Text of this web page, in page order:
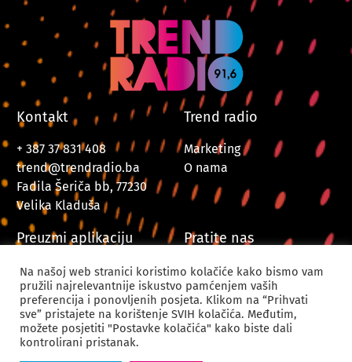
Kontakt
+ 387 37 831 408
trend@trendradio.ba
Fadila Šeriča bb, 77230
Velika Kladuša
Trend radio
Marketing
O nama
Preuzmi aplikaciju Pratite nas
© 2024. Trend Radio Velika Kladuša. Sva prava zadržana.
Na našoj web stranici koristimo kolačiće kako bismo vam
pružili najrelevantnije iskustvo pamćenjem vaših
preferencija i ponovljenih posjeta. Klikom na “Prihvati
sve” pristajete na korištenje SVIH kolačića. Međutim,
možete posjetiti "Postavke kolačića" kako biste dali
kontrolirani pristanak.